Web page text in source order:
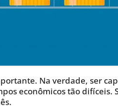
Na verdade, ser
econômicos tão difíceis.